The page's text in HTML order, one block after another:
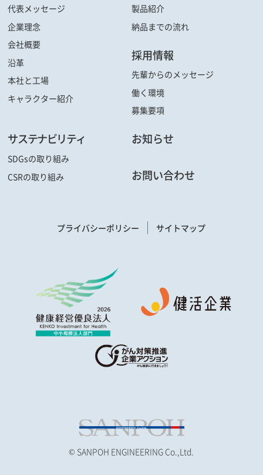
代表メッセージ
企業理念
会社概要
沿革
本社と工場
キャラクター紹介
製品紹介
納品までの流れ
採用情報
先輩からのメッセージ
働く環境
募集要項
サステナビリティ
SDGsの取り組み
CSRの取り組み
お知らせ
お問い合わせ
プライバシーポリシー サイトマップ
© SANPOH ENGINEERING Co.,Ltd.